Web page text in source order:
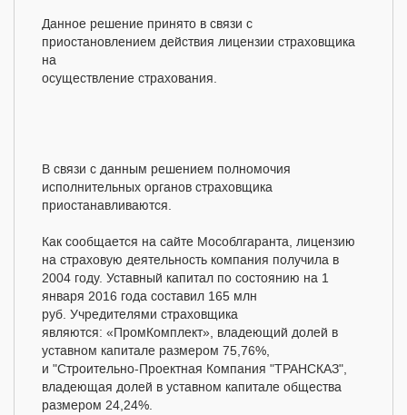
Данное решение принято в связи с
приостановлением действия лицензии страховщика
на
осуществление страхования.
В связи с данным решением полномочия
исполнительных органов страховщика
приостанавливаются.
Как сообщается на сайте Мособлгаранта, лицензию
на страховую деятельность компания получила в
2004 году. Уставный капитал по состоянию на 1
января 2016 года составил 165 млн
руб. Учредителями страховщика
являются: «ПромКомплект», владеющий долей в
уставном капитале размером 75,76%,
и "Строительно-Проектная Компания "ТРАНСКАЗ",
владеющая долей в уставном капитале общества
размером 24,24%.